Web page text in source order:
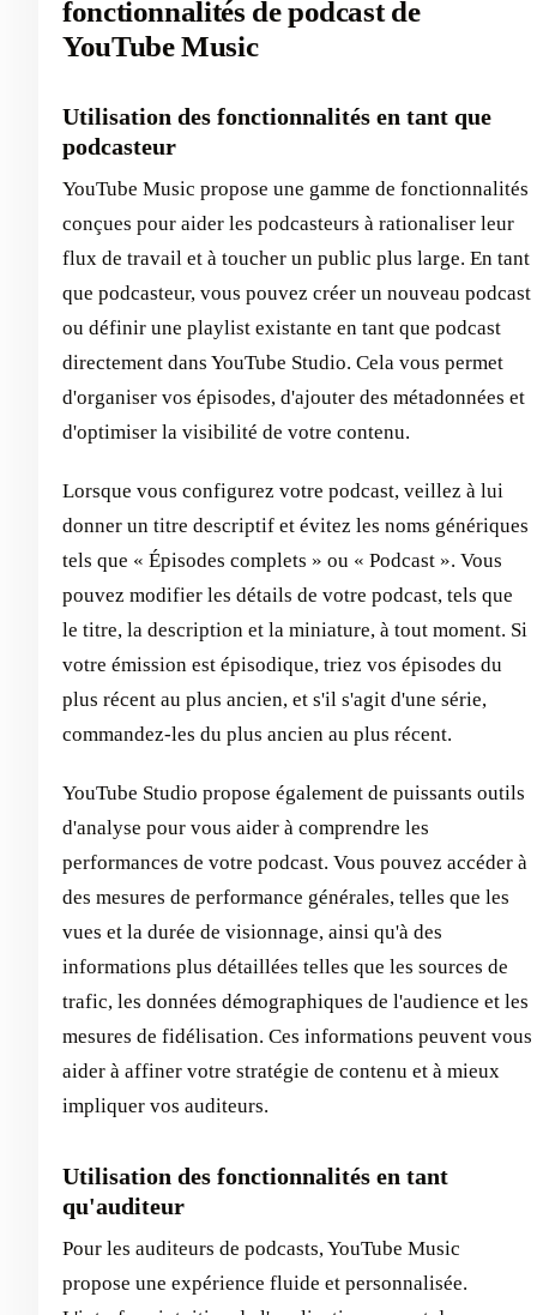
fonctionnalités de podcast de
YouTube Music
Utilisation des fonctionnalités en tant que
podcasteur
YouTube Music propose une gamme de fonctionnalités
conçues pour aider les podcasteurs à rationaliser leur
flux de travail et à toucher un public plus large. En tant
que podcasteur, vous pouvez créer un nouveau podcast
ou définir une playlist existante en tant que podcast
directement dans YouTube Studio. Cela vous permet
d'organiser vos épisodes, d'ajouter des métadonnées et
d'optimiser la visibilité de votre contenu.
Lorsque vous configurez votre podcast, veillez à lui
donner un titre descriptif et évitez les noms génériques
tels que « Épisodes complets » ou « Podcast ». Vous
pouvez modifier les détails de votre podcast, tels que
le titre, la description et la miniature, à tout moment. Si
votre émission est épisodique, triez vos épisodes du
plus récent au plus ancien, et s'il s'agit d'une série,
commandez-les du plus ancien au plus récent.
YouTube Studio propose également de puissants outils
d'analyse pour vous aider à comprendre les
performances de votre podcast. Vous pouvez accéder à
des mesures de performance générales, telles que les
vues et la durée de visionnage, ainsi qu'à des
informations plus détaillées telles que les sources de
trafic, les données démographiques de l'audience et les
mesures de fidélisation. Ces informations peuvent vous
aider à affiner votre stratégie de contenu et à mieux
impliquer vos auditeurs.
Utilisation des fonctionnalités en tant
qu'auditeur
Pour les auditeurs de podcasts, YouTube Music
propose une expérience fluide et personnalisée.